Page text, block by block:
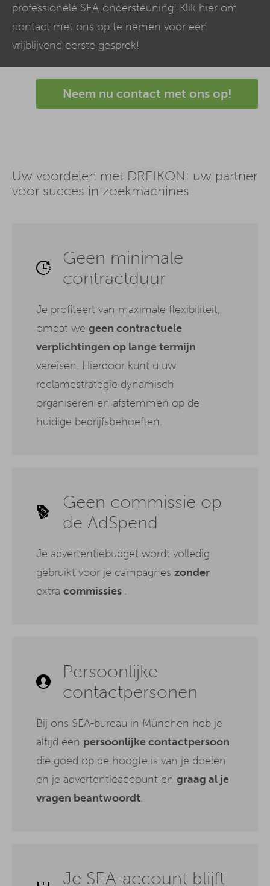
professionele SEA-ondersteuning! Klik hier om
contact met ons op te nemen voor een
vrijblijvend eerste gesprek!
Neem nu contact met ons op!
Uw voordelen met DREIKON: uw partner
voor succes in zoekmachines
Geen minimale
contractduur
Je profiteert van maximale flexibiliteit,
omdat we geen contractuele
verplichtingen op lange termijn
vereisen. Hierdoor kunt u uw
reclamestrategie dynamisch
organiseren en afstemmen op de
huidige bedrijfsbehoeften.
Geen commissie op
de AdSpend
Je advertentiebudget wordt volledig
gebruikt voor je campagnes zonder
extra commissies .
Persoonlijke
contactpersonen
Bij ons SEA-bureau in München heb je
altijd een persoonlijke contactpersoon
die goed op de hoogte is van je doelen
en je advertentieaccount en graag al je
vragen beantwoordt.
Je SEA-account blijft